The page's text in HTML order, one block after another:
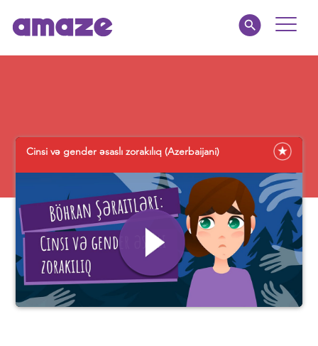
MY AMAZE
Toggle
Healthcare
amaze jr.
About
Cinsi və gender əsaslı zorakılıq (Azerbaijani)